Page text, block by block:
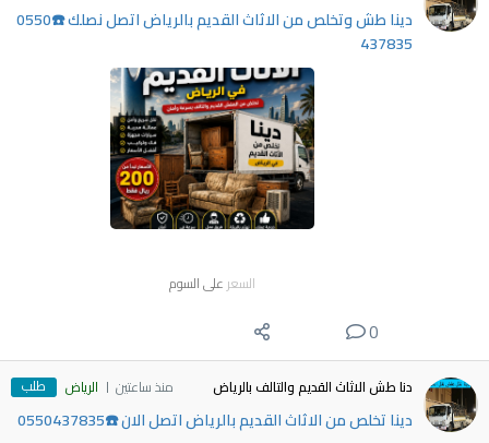
دينا طش وتخلص من الاثاث القديم بالرياض اتصل نصلك ☎️0550
437835
السعر على السوم
0
دنا طش الاثاث القديم والتالف بالرياض منذ ساعتين الرياض طلب
دينا تخلص من الاثاث القديم بالرياض اتصل الان ☎️0550437835